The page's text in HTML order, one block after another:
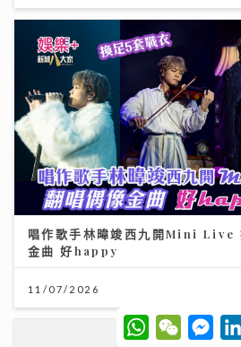
唱作歌手林暐竣西九開Mini Live
金曲 好happy
11/07/2026
W
h
W
e
M
e